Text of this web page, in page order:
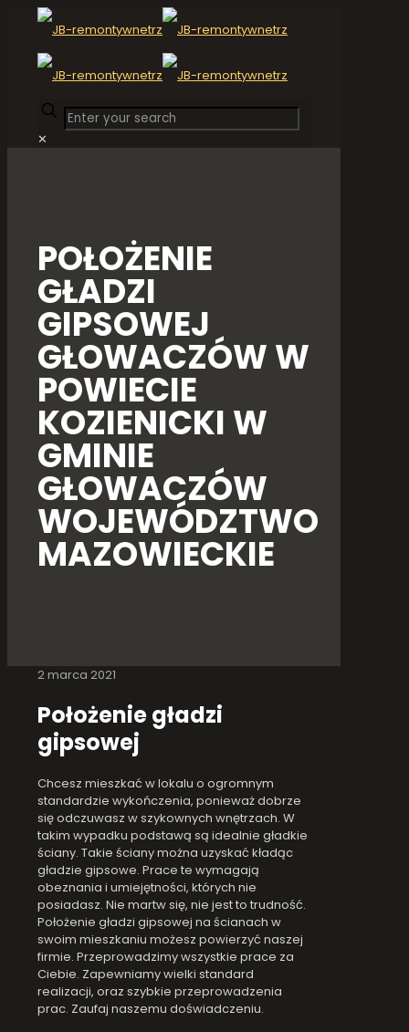
✕
POŁOŻENIE
GŁADZI
GIPSOWEJ
GŁOWACZÓW W
POWIECIE
KOZIENICKI W
GMINIE
GŁOWACZÓW
WOJEWÓDZTWO
MAZOWIECKIE
2 marca 2021
Położenie gładzi
gipsowej
Chcesz mieszkać w lokalu o ogromnym
standardzie wykończenia, ponieważ dobrze
się odczuwasz w szykownych wnętrzach. W
takim wypadku podstawą są idealnie gładkie
ściany. Takie ściany można uzyskać kładąc
gładzie gipsowe. Prace te wymagają
obeznania i umiejętności, których nie
posiadasz. Nie martw się, nie jest to trudność.
Położenie gładzi gipsowej na ścianach w
swoim mieszkaniu możesz powierzyć naszej
firmie. Przeprowadzimy wszystkie prace za
Ciebie. Zapewniamy wielki standard
realizacji, oraz szybkie przeprowadzenia
prac. Zaufaj naszemu doświadczeniu.